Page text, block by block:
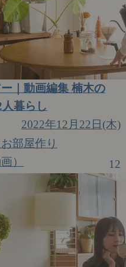
｜動画編集 楠木の
暮らし
2022年12月22日(木)
部屋作り
）
12